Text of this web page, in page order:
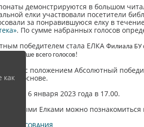
демонстрируются в большом
елки участвовали посетители
за понравившуюся елку в
. По сумме набранных голосов
победителем стала ЕЛКА Филиала БУ
больше всего голосов!
с положением Абсолютный
основе.
6 января 2023 года в 17.00.
Елками можно
как